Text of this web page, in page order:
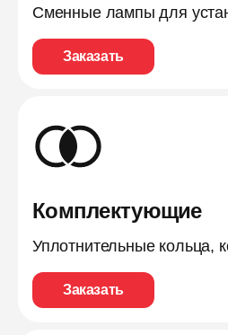
Сменные лампы для
Заказать
Комплектующие
Уплотнительные кольца,
Заказать